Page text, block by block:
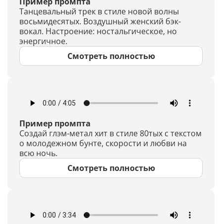
Танцевальный трек в стиле новой волны
восьмидесятых. Воздушный женский бэк-
вокал. Настроение: ностальгическое, но
энергичное.
Смотреть полностью
Пример промпта
Создай глэм-метал хит в стиле 80тых с текстом
о молодежном бунте, скорости и любви на
всю ночь.
Смотреть полностью